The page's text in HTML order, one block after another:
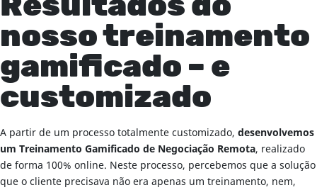
Resultados do
nosso treinamento
gamificado – e
customizado
A partir de um processo totalmente customizado, desenvolvemos
um Treinamento Gamificado de Negociação Remota, realizado
de forma 100% online. Neste processo, percebemos que a solução
que o cliente precisava não era apenas um treinamento, nem,